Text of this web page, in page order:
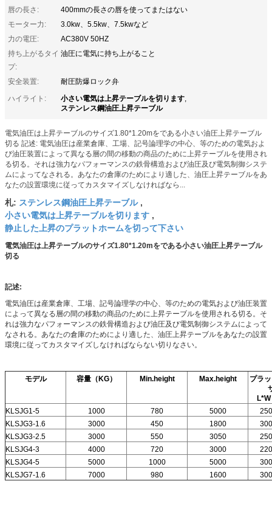
唇の長さ:
400mmの長さの唇を使ってまたはない
モーター力:
3.0kw、5.5kw、7.5kwなど
力の電圧:
AC380V 50HZ
持ち上がるタイ
プ:
油圧に電気に持ち上がること
安全装置:
耐圧防爆ロック弁
ハイライト:
小さい電気は上昇テーブルを切ります,
ステンレス鋼油圧上昇テーブル
電気油圧は上昇テーブルのサイズ1.80*1.20mをである小さい油圧上昇テーブル
切る 記述: 電気油圧は産業倉庫、工場、記号論理学の中心、等のための電気およ
び油圧装置によって異なる層の間の移動の商品のために上昇テーブルを使用され
る切る。それは強力なパフォーマンスの鉄骨構造および油圧及び電気制御システ
ムによってなされる。あなたの倉庫のためにより適した、油圧上昇テーブルをあ
なたの設置環境に従ってカスタマイズしなければなら...
札: ステンレス鋼油圧上昇テーブル,
小さい電気は上昇テーブルを切ります ,
静止した上昇のプラットホームを切って下さい
電気油圧は上昇テーブルのサイズ1.80*1.20mをである小さい油圧上昇テーブル
切る
記述:
電気油圧は産業倉庫、工場、記号論理学の中心、等のための電気および油圧装置
によって異なる層の間の移動の商品のために上昇テーブルを使用される切る。そ
れは強力なパフォーマンスの鉄骨構造および油圧及び電気制御システムによって
なされる。あなたの倉庫のためにより適した、油圧上昇テーブルをあなたの設置
環境に従ってカスタマイズしなければならない切りなさい。
モデル 容量（KG） Min.height Max.height
プラ
KLSJG1-5
1000 780 5000
KLSJG3-1.6
3000 450 1800
KLSJG3-2.5
3000 550 3050
KLSJG4-3
4000 720 3000
KLSJG4-5
5000 1000 5000
KLSJG7-1.6
7000 980 1600